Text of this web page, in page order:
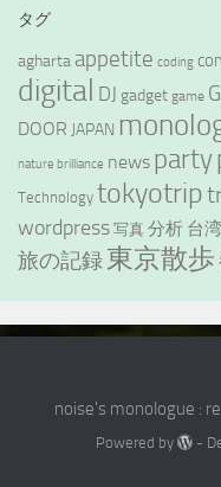
タグ
agharta appetite coding
digital DJ gadget game
DOOR JAPAN
nature brilliance news party
Technology tokyotrip
wordpress 写真 分析 台湾
旅の記録東京散歩
noise's monologue :
Powered by -